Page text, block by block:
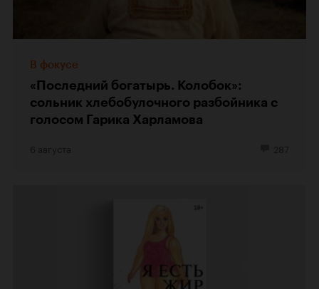
В фокусе
«Последний богатырь. Колобок»:
сольник хлебобулочного разбойника с
голосом Гарика Харламова